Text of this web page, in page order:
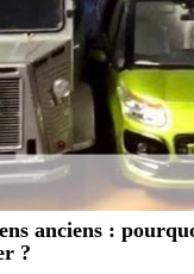
anciens :
?